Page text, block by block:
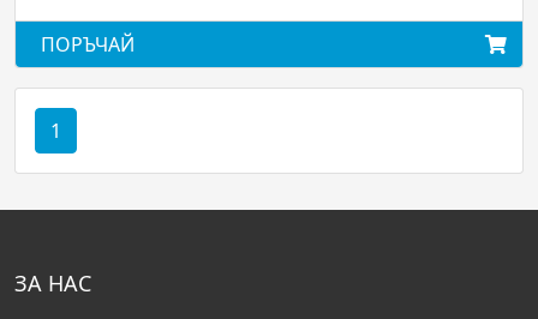
ПОРЪЧАЙ
1
ЗА НАС